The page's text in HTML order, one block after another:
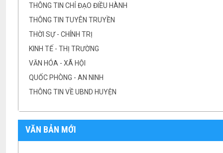
THÔNG TIN CHỈ ĐẠO ĐIỀU HÀNH
THÔNG TIN TUYÊN TRUYỀN
THỜI SỰ - CHÍNH TRỊ
KINH TẾ - THỊ TRƯỜNG
VĂN HÓA - XÃ HỘI
QUỐC PHÒNG - AN NINH
THÔNG TIN VỀ UBND HUYỆN
VĂN BẢN MỚI